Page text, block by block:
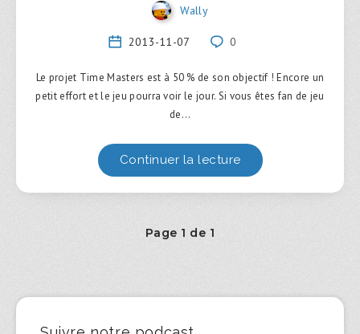
Wally
2013-11-07 0
Le projet Time Masters est à 50 % de son objectif ! Encore un
petit effort et le jeu pourra voir le jour. Si vous êtes fan de jeu
de…
Continuer la lecture
Page 1 de 1